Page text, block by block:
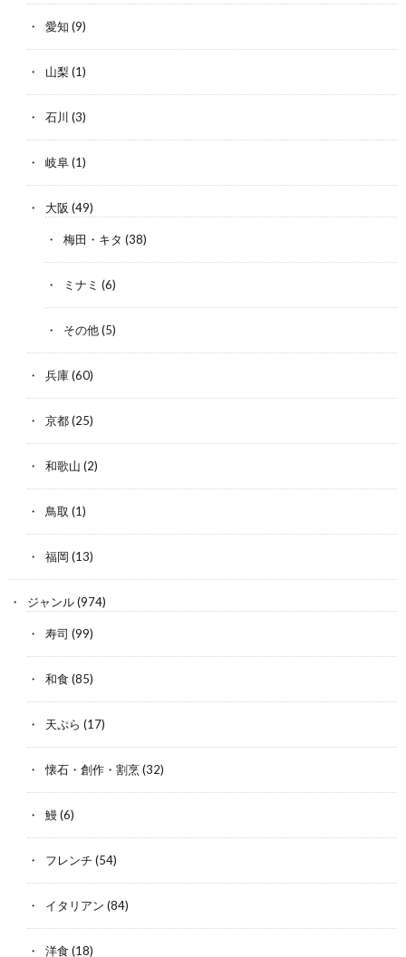
愛知 (9)
山梨(1)
石川 (3)
岐阜(1)
大阪 (49)
梅田・キタ (38)
ミナミ (6)
その他(5)
兵庫(60)
京都(25)
和歌山 (2)
鳥取 (1)
福岡 (13)
ジャンル(974)
寿司 (99)
和食 (85)
天ぷら (17)
懐石・創作・割烹(32)
鰻(6)
フレンチ (54)
イタリアン (84)
洋食 (18)